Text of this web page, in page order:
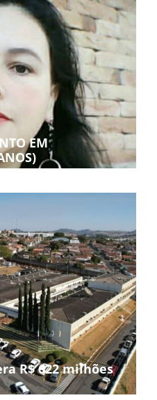
EM
R$ 622 milhões